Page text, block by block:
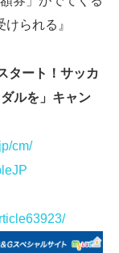
られる』
タート！サッカ
ルを」キャン
cm/